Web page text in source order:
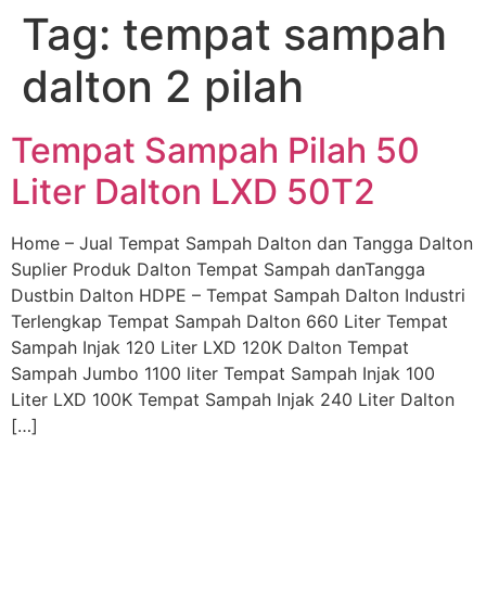
Skip
content
Tag: tempat sampah
dalton 2 pilah
Tempat Sampah Pilah 50
Liter Dalton LXD 50T2
Home – Jual Tempat Sampah Dalton dan Tangga Dalton
Suplier Produk Dalton Tempat Sampah danTangga
Dustbin Dalton HDPE – Tempat Sampah Dalton Industri
Terlengkap Tempat Sampah Dalton 660 Liter Tempat
Sampah Injak 120 Liter LXD 120K Dalton Tempat
Sampah Jumbo 1100 liter Tempat Sampah Injak 100
Liter LXD 100K Tempat Sampah Injak 240 Liter Dalton
[…]